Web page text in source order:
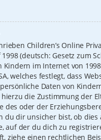
Children’s Online
(deutsch: Gesetz zum
Kindern im Internet von
welches festlegt, dass
Daten von
hierzu die Zustimmung der
des oder der
du dir unsicher bist, ob dies
auf der du dich zu
ziehe einen rechtlichen